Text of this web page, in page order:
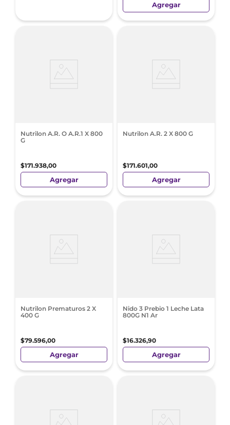
Agregar
Nutrilon A.R. O A.R.1 X 800
G
$171.938,00
Agregar
Nutrilon A.R. 2 X 800 G
$171.601,00
Agregar
Nutrilon Prematuros 2 X
400 G
$79.596,00
Agregar
Nido 3 Prebio 1 Leche Lata
800G N1 Ar
$16.326,90
Agregar